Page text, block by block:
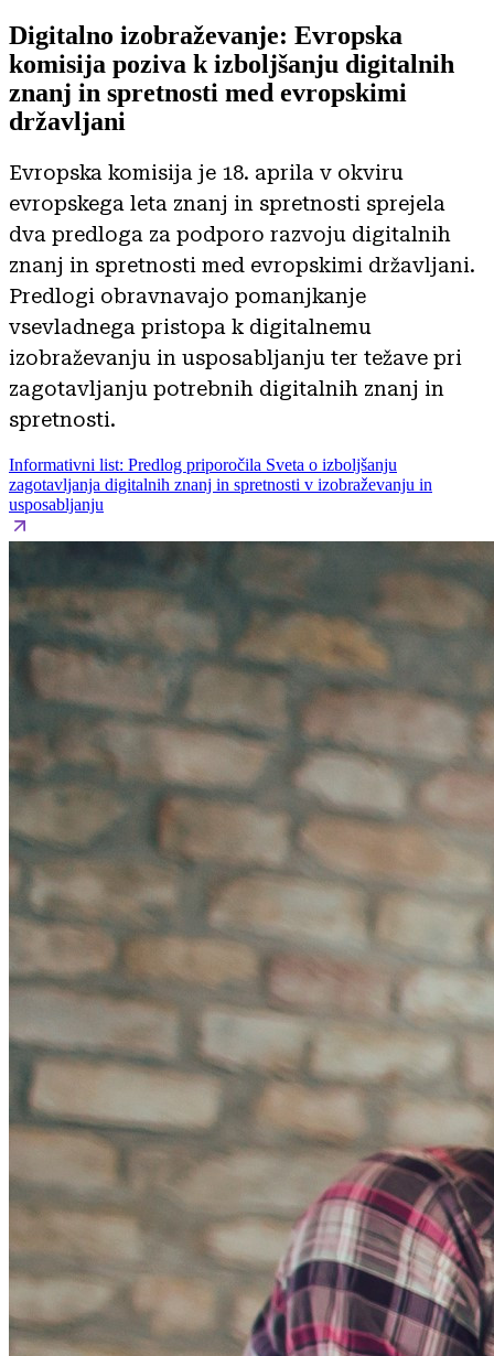
Digitalno izobraževanje: Evropska
komisija poziva k izboljšanju digitalnih
znanj in spretnosti med evropskimi
državljani
Evropska komisija je 18. aprila v okviru
evropskega leta znanj in spretnosti sprejela
dva predloga za podporo razvoju digitalnih
znanj in spretnosti med evropskimi državljani.
Predlogi obravnavajo pomanjkanje
vsevladnega pristopa k digitalnemu
izobraževanju in usposabljanju ter težave pri
zagotavljanju potrebnih digitalnih znanj in
spretnosti.
Informativni list: Predlog priporočila Sveta o izboljšanju
zagotavljanja digitalnih znanj in spretnosti v izobraževanju in
usposabljanju